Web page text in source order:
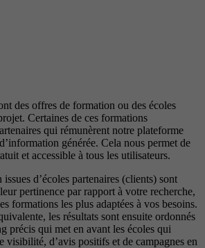
des offres de formation ou des écoles
Certaines de ces formations
qui rémunèrent notre plateforme
générée. Cela nous permet de
et accessible à tous les utilisateurs.
d’écoles partenaires (clients) sont
pertinence par rapport à votre recherche,
formations les plus adaptées à vos besoins.
les résultats sont ensuite ordonnés
précis qui met en avant les écoles qui
visibilité, d’avis positifs et de campagnes en